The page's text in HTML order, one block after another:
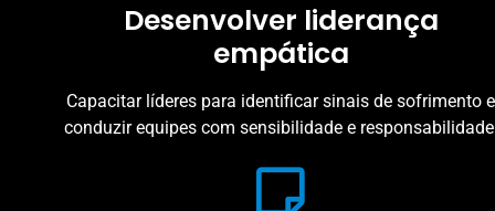
Desenvolver liderança
empática
Capacitar líderes para identificar sinais de sofrimento e
conduzir equipes com sensibilidade e